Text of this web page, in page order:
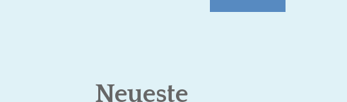
Neueste